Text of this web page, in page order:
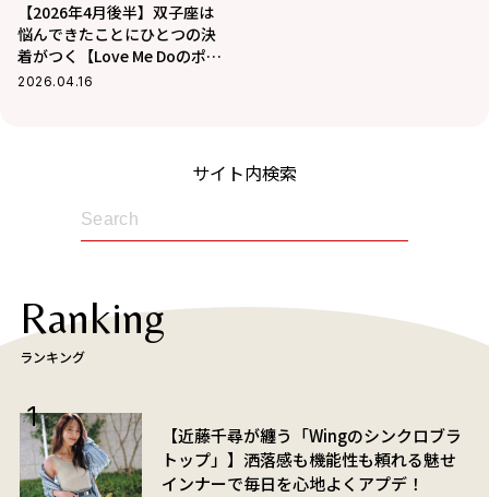
【2026年4月後半】双子座は
悩んできたことにひとつの決
着がつく【Love Me Doのポジ
ティブ星座占い】
2026.04.16
サイト内検索
Ranking
ランキング
【近藤千尋が纏う「Wingのシンクロブラ
トップ」】洒落感も機能性も頼れる魅せ
インナーで毎日を心地よくアプデ！